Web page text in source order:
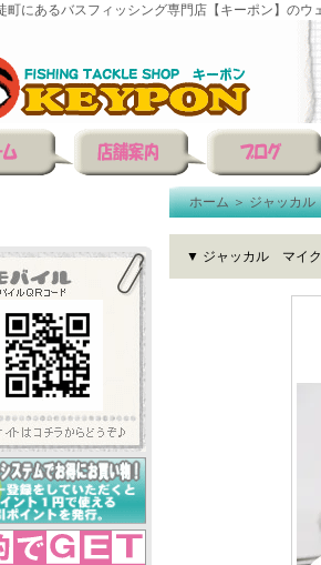
町にあるバスフィッシング専門店【キーポン】のウ
ホーム＞ジャッカル
▼ ジャッカル マイ